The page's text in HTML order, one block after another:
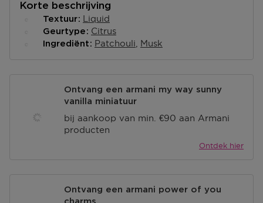
Korte beschrijving
Textuur Liquid
Geurtype Citrus
Ingrediënt Patchouli Musk
Ontvang een armani my way sunny
vanilla miniatuur
bij aankoop van min. €90 aan Armani
producten
Ontdek hier
Ontvang een armani power of you